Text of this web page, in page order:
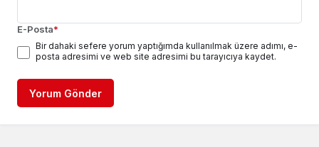
E-Posta*
Bir dahaki sefere yorum yaptığımda kullanılmak üzere adımı, e-
posta adresimi ve web site adresimi bu tarayıcıya kaydet.
Yorum Gönder